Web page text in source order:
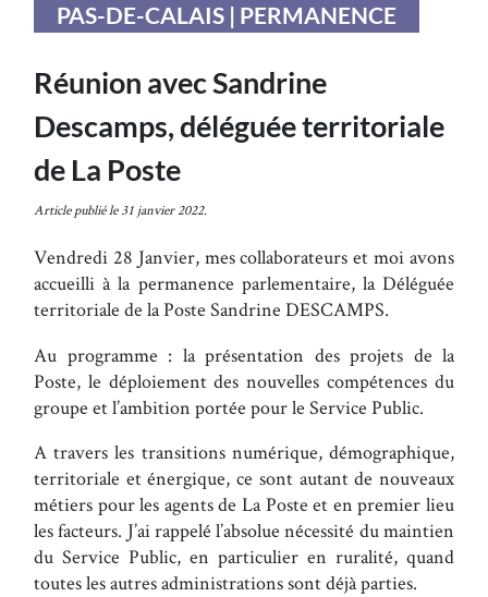
PAS-DE-CALAIS | PERMANENCE
Réunion avec Sandrine
Descamps, déléguée territoriale
de La Poste
Article publié le 31 janvier 2022.
Vendredi 28 Janvier, mes collaborateurs et moi avons
accueilli à la permanence parlementaire, la Déléguée
territoriale de la Poste Sandrine DESCAMPS.
Au programme : la présentation des projets de la
Poste, le déploiement des nouvelles compétences du
groupe et l’ambition portée pour le Service Public.
A travers les transitions numérique, démographique,
territoriale et énergique, ce sont autant de nouveaux
métiers pour les agents de La Poste et en premier lieu
les facteurs. J’ai rappelé l’absolue nécessité du maintien
du Service Public, en particulier en ruralité, quand
toutes les autres administrations sont déjà parties.